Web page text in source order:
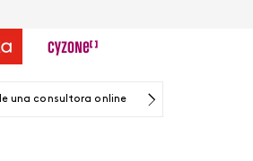
una consultora online